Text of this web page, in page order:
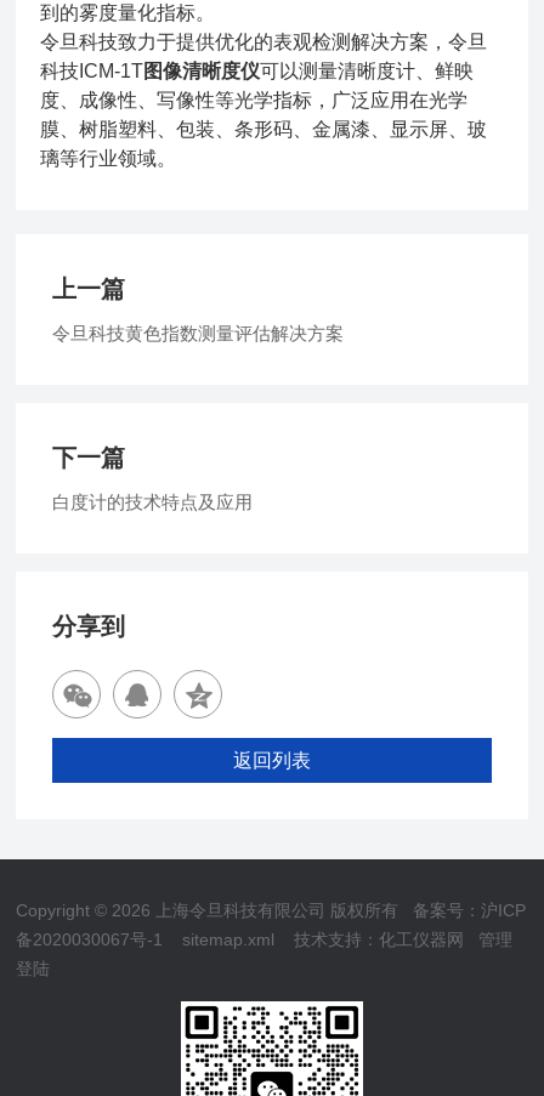
到的雾度量化指标。
令旦科技致力于提供优化的表观检测解决方案，令旦
科技ICM-1T图像清晰度仪可以测量清晰度计、鲜映
度、成像性、写像性等光学指标，广泛应用在光学
膜、树脂塑料、包装、条形码、金属漆、显示屏、玻
璃等行业领域。
上一篇
令旦科技黄色指数测量评估解决方案
下一篇
白度计的技术特点及应用
分享到
返回列表
Copyright © 2026 上海令旦科技有限公司 版权所有 备案号：沪ICP
备2020030067号-1
sitemap.xml 技术支持：化工仪器网
管理
登陆